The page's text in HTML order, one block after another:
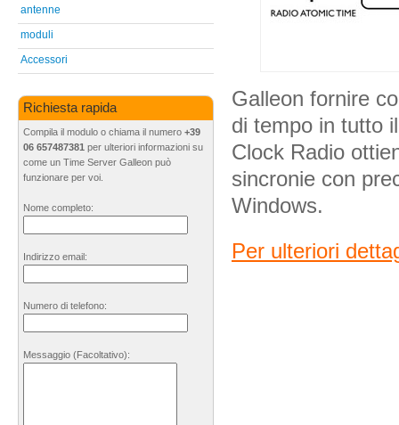
Galleon fornire
di tempo in tutto
Clock Radio
sincronie con
Windows.
Per ulteriori
antenne
moduli
Accessori
Richiesta rapida
Compila il modulo o chiama il numero +39
06 657487381 per ulteriori informazioni su
come un Time Server Galleon può
funzionare per voi.
Nome completo:
Indirizzo email:
Numero di telefono:
Messaggio (Facoltativo):